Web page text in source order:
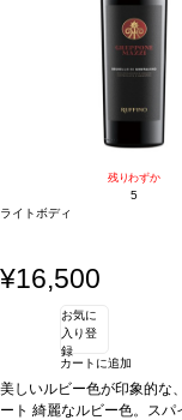
残りわずか
5
ライトボディ
¥16,500
お気に
入り登
録
カートに追加
美しいルビー色が印象的な
ート 綺麗なルビー色。スパ